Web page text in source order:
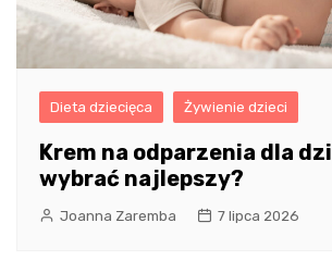
Dieta dziecięca Żywienie dzieci
Krem na odparzenia dla
wybrać najlepszy?
Joanna Zaremba 7 lipca 2026